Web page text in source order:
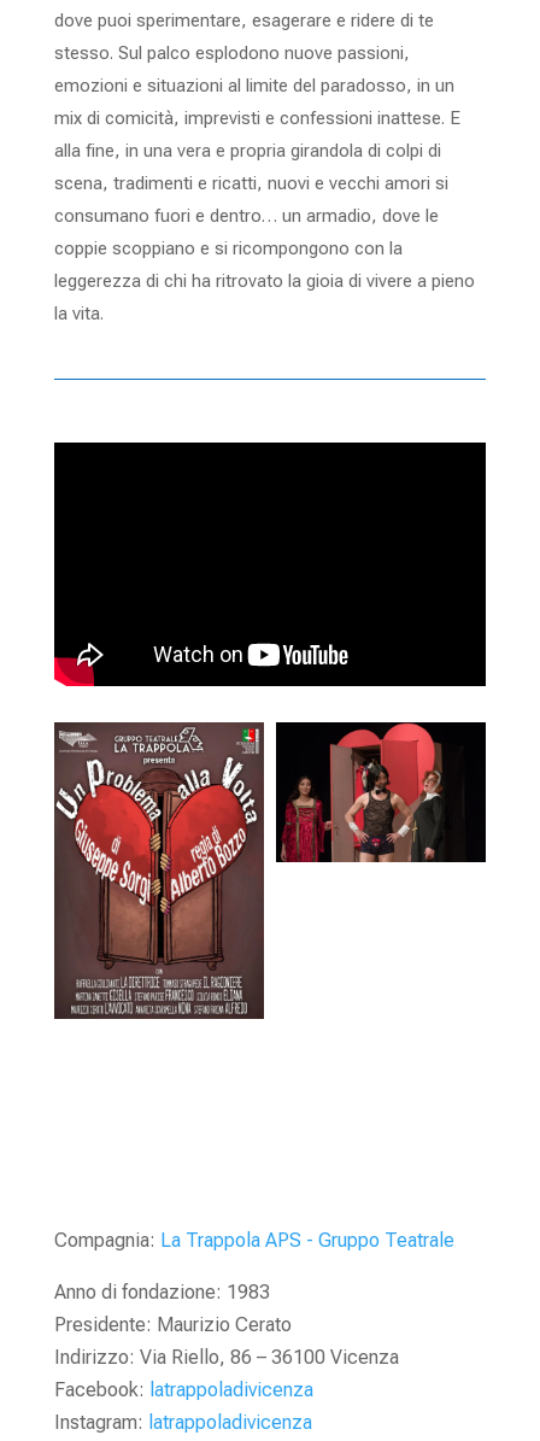
dove puoi sperimentare, esagerare e ridere di te
stesso. Sul palco esplodono nuove passioni,
emozioni e situazioni al limite del paradosso, in un
mix di comicità, imprevisti e confessioni inattese. E
alla fine, in una vera e propria girandola di colpi di
scena, tradimenti e ricatti, nuovi e vecchi amori si
consumano fuori e dentro… un armadio, dove le
coppie scoppiano e si ricompongono con la
leggerezza di chi ha ritrovato la gioia di vivere a pieno
la vita.
Compagnia: La Trappola APS - Gruppo Teatrale
Anno di fondazione: 1983
Presidente: Maurizio Cerato
Indirizzo: Via Riello, 86 – 36100 Vicenza
Facebook: latrappoladivicenza
Instagram: latrappoladivicenza